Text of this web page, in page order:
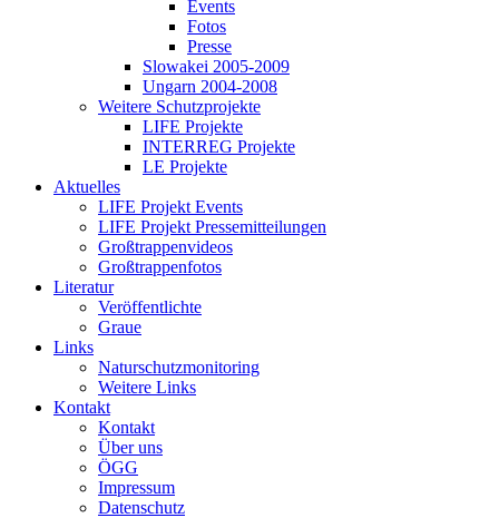
Events
Fotos
Presse
Slowakei 2005-2009
Ungarn 2004-2008
Weitere Schutzprojekte
LIFE Projekte
INTERREG Projekte
LE Projekte
Aktuelles
LIFE Projekt Events
LIFE Projekt Pressemitteilungen
Großtrappenvideos
Großtrappenfotos
Literatur
Veröffentlichte
Graue
Links
Naturschutzmonitoring
Weitere Links
Kontakt
Kontakt
Über uns
ÖGG
Impressum
Datenschutz